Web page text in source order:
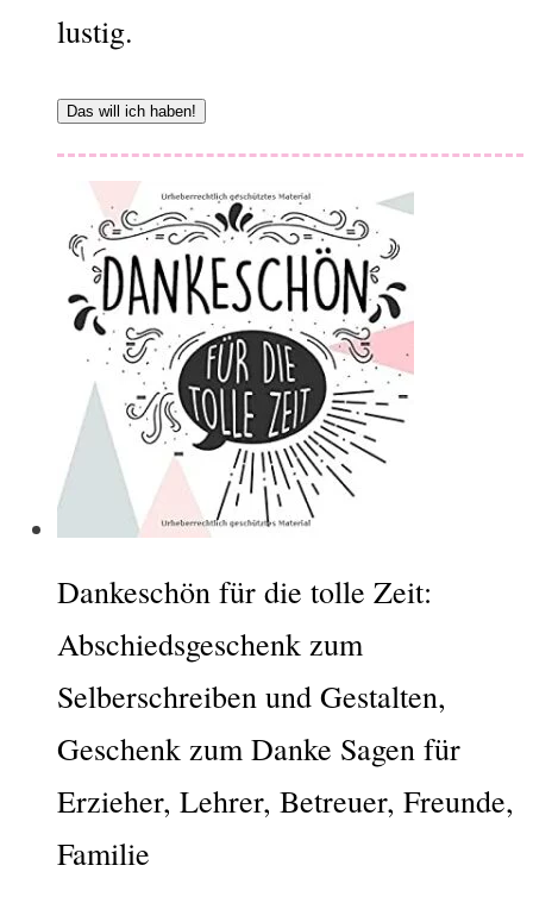
lustig.
Das will ich haben!
Dankeschön für die tolle Zeit:
Abschiedsgeschenk zum
Selberschreiben und Gestalten,
Geschenk zum Danke Sagen für
Erzieher, Lehrer, Betreuer, Freunde,
Familie